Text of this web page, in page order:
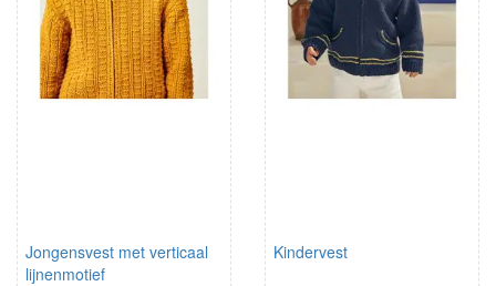
Jongensvest met verticaal
lijnenmotief
Kindervest